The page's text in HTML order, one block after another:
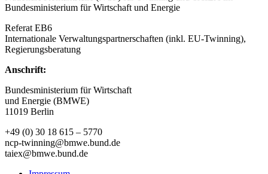
Bundesministerium für Wirtschaft und Energie
Referat EB6
Internationale Verwaltungspartnerschaften (inkl. EU-Twinning),
Regierungsberatung
Anschrift:
Bundesministerium für Wirtschaft
und Energie (BMWE)
11019 Berlin
+49 (0) 30 18 615 – 5770
ncp-twinning@bmwe.bund.de
taiex@bmwe.bund.de